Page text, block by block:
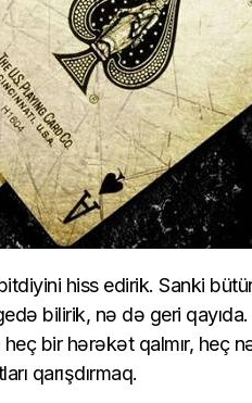
hiss edirik. Sanki bütün
bilirik, nə də geri
heç bir hərəkət qalmır, heç
qarışdırmaq.